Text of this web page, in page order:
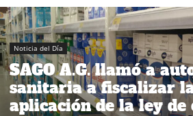
Noticia del Día
SAGO A.G. llamó a
sanitaria a fiscalizar
aplicación de la ley de